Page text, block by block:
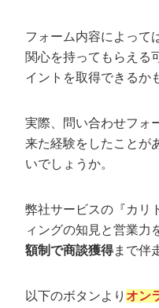
フォーム内容によって
関心を持ってもらえる
イントを取得できるか
実際、問い合わせフォ
来た経験をしたことが
いでしょうか。
弊社サービスの『カリ
ィングの知見と営業力
額制で商談獲得まで伴
以下のボタンより オン